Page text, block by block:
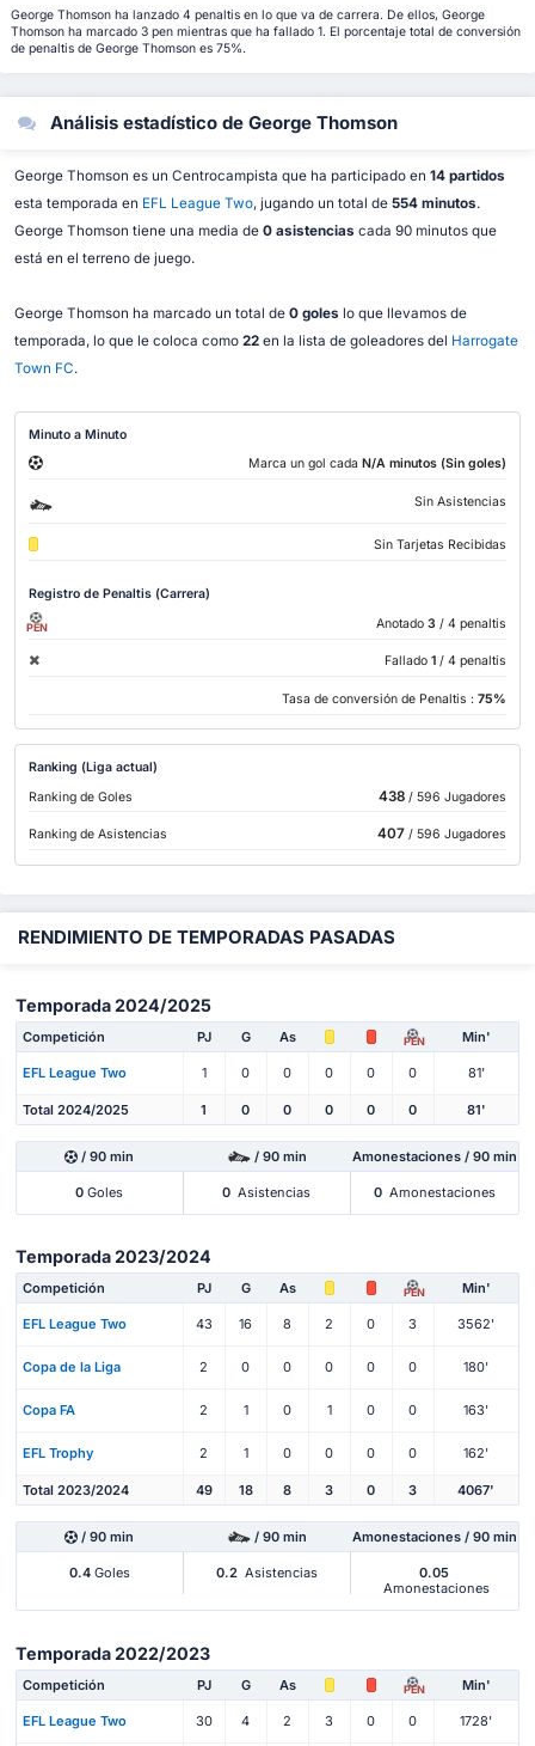
George Thomson ha lanzado 4 penaltis en lo que va de carrera. De ellos, George
Thomson ha marcado 3 pen mientras que ha fallado 1. El porcentaje total de conversión
de penaltis de George Thomson es 75%.
Análisis estadístico de George Thomson
George Thomson es un Centrocampista que ha participado en 14 partidos
esta temporada en EFL League Two, jugando un total de 554 minutos.
George Thomson tiene una media de 0 asistencias cada 90 minutos que
está en el terreno de juego.
George Thomson ha marcado un total de 0 goles lo que llevamos de
temporada, lo que le coloca como 22en la lista de goleadores del Harrogate
Town FC.
Minuto a Minuto
Marca un gol cada N/A minutos (Sin goles)
Sin Asistencias
Sin Tarjetas Recibidas
Registro de Penaltis (Carrera)
PEN Anotado 3 / 4 penaltis
Fallado 1 / 4 penaltis
Tasa de conversión de Penaltis : 75%
Ranking (Liga actual)
Ranking de Goles
438/ 596 Jugadores
Ranking de Asistencias 407/ 596 Jugadores
RENDIMIENTO DE TEMPORADAS PASADAS
Temporada 2024/2025
Competición PJ G As PEN Min'
EFL League Two 1 0 0 0 0 0 81'
Total 2024/2025 1 0 0 0 0 0 81'
/ 90 min / 90 min Amonestaciones / 90 min
0 Goles 0 Asistencias 0 Amonestaciones
Temporada 2023/2024
Competición PJ G As PEN Min'
EFL League Two 43 16 8 2 0 3 3562'
Copa de la Liga 2 0 0 0 0 0 180'
Copa FA 2 1 0 1 0 0 163'
EFL Trophy 2 1 0 0 0 0 162'
Total 2023/2024 49 18 8 3 0 3 4067'
/ 90 min / 90 min Amonestaciones / 90 min
0.4Goles 0.2 Asistencias
0.05
Amonestaciones
Temporada 2022/2023
Competición PJ G As PEN Min'
EFL League Two 30 4 2 3 0 0 1728'